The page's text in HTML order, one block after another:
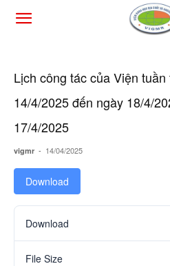
Lịch công tác của Viện
14/4/2025 đến ngày 18/4/
17/4/2025
vigmr - 14/04/2025
Download
Download
File Size